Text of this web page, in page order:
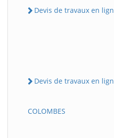
Devis de travaux en
Devis de travaux en
COLOMBES